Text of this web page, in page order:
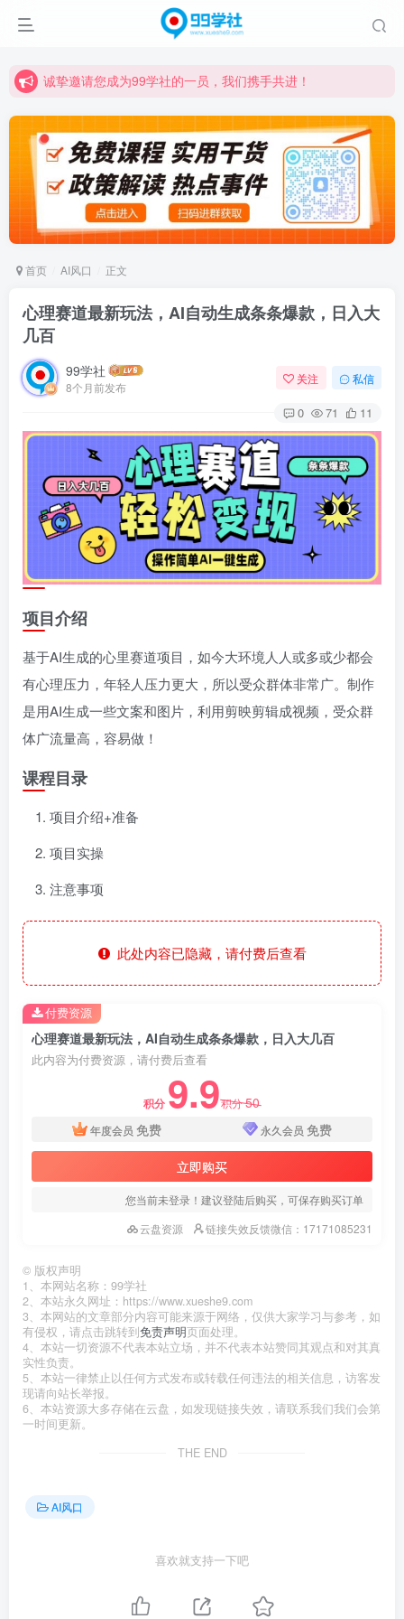
诚挚邀请您成为99学社的一员，我们携手共进！
诚挚邀请您成为99学社的一员，我们携手共进！
学习路上不孤独，99学社与你同行！分享全网优质VIP资源，炒股教程、创业教程、网络营销教程、自媒体短视频教程等，长期更新各大精品创业项目！
首页 AI风口 正文
心理赛道最新玩法，AI自动生成条条爆款，日入大
几百
99学社
8个月前发布
关注 私信
0 71 11
项目介绍
基于AI生成的心里赛道项目，如今大环境人人或多或少都会
有心理压力，年轻人压力更大，所以受众群体非常广。制作
是用AI生成一些文案和图片，利用剪映剪辑成视频，受众群
体广流量高，容易做！
课程目录
项目介绍+准备
项目实操
注意事项
此处内容已隐藏，请付费后查看
心理赛道最新玩法，AI自动生成条条爆款，日入大几百
此内容为付费资源，请付费后查看
积分 9.9积分50
年度会员 免费 永久会员 免费
立即购买
您当前未登录！建议登陆后购买，可保存购买订单
云盘资源
链接失效反馈微信：17171085231
付费资源
© 版权声明
1、本网站名称：99学社
2、本站永久网址：https://www.xueshe9.com
3、本网站的文章部分内容可能来源于网络，仅供大家学习与参考，如
有侵权，请点击跳转到免责声明页面处理。
4、本站一切资源不代表本站立场，并不代表本站赞同其观点和对其真
实性负责。
5、本站一律禁止以任何方式发布或转载任何违法的相关信息，访客发
现请向站长举报。
6、本站资源大多存储在云盘，如发现链接失效，请联系我们我们会第
一时间更新。
THE END
AI风口
喜欢就支持一下吧